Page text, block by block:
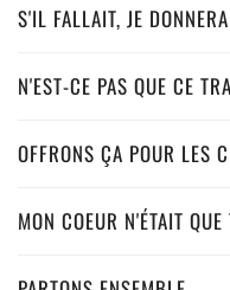
S'IL FALLAIT, JE
N'EST-CE PAS QUE CE
OFFRONS ÇA POUR LES
MON COEUR N'ÉTAIT QUE